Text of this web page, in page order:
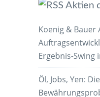
Aktien
Koenig & Bauer
Ergebnis-Swing
Öl, Jobs, Yen: